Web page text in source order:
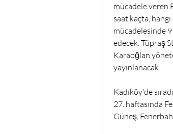
mücadele veren
saat kaçta,
mücadelesinde
edecek. Tüpraş
Karaoğlan
yayınlanacak.
Kadıköy'de
27. haftasında
Güneş,